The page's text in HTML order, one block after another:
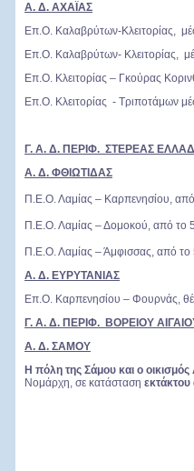
Α. Δ. ΑΧΑΪΑΣ
Επ.Ο. Καλαβρύτων-Κλειτορίας,
Επ.Ο. Καλαβρύτων- Κλειτορίας,
Επ.Ο. Κλειτορίας – Γκούρας
Επ.Ο. Κλειτορίας - Τριποτάμων
Γ. Α. Δ. ΠΕΡΙΦ. ΣΤΕΡΕΑΣ
Α. Δ. ΦΘΙΩΤΙΔΑΣ
Π.Ε.Ο. Λαμίας – Καρπενησίου,
Π.Ε.Ο. Λαμίας – Δομοκού, από το 5
Π.Ε.Ο. Λαμίας – Άμφισσας, από το
Α. Δ. ΕΥΡΥΤΑΝΙΑΣ
Επ.Ο. Καρπενησίου – Φουρνάς,
Γ. Α. Δ. ΠΕΡΙΦ. ΒΟΡΕΙΟΥ
Α. Δ. ΣΑΜΟΥ
Η πόλη της Σάμου και ο
Νομάρχη, σε κατάσταση